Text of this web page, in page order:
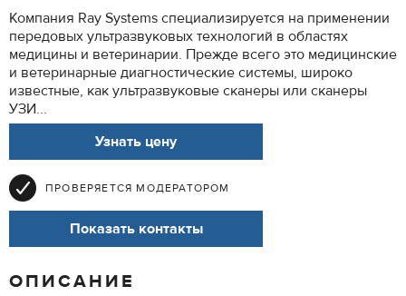
Компания Ray Systems специализируется на применении
передовых ультразвуковых технологий в областях
медицины и ветеринарии. Прежде всего это медицинские
и ветеринарные диагностические системы, широко
известные, как ультразвуковые сканеры или сканеры
УЗИ...
Узнать цену
ПРОВЕРЯЕТСЯ МОДЕРАТОРОМ
Показать контакты
ОПИСАНИЕ